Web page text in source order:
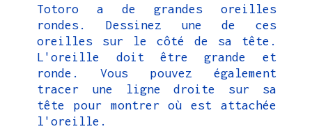
Totoro a de grandes oreilles
rondes. Dessinez une de ces
oreilles sur le côté de sa tête.
L'oreille doit être grande et
ronde. Vous pouvez également
tracer une ligne droite sur sa
tête pour montrer où est attachée
l'oreille.